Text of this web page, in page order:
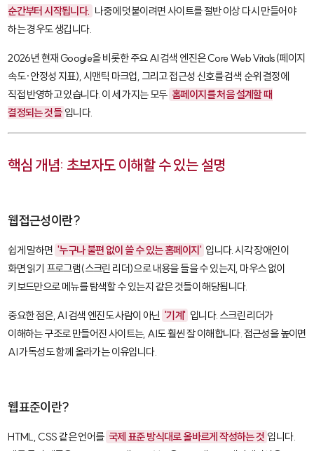
순간부터 시작됩니다. 나중에 덧붙이려면 사이트를 절반 이상 다시 만들어야
하는 경우도 생깁니다.
2026년 현재 Google을 비롯한 주요 AI 검색 엔진은Core Web Vitals(페이지
속도·안정성 지표), 시맨틱 마크업, 그리고 접근성 신호를 검색 순위 결정에
직접 반영하고 있습니다. 이 세 가지는 모두 홈페이지를 처음 설계할 때
결정되는 것들 입니다.
핵심 개념: 초보자도 이해할 수 있는 설명
웹접근성이란?
쉽게 말하면 '누구나 불편 없이 쓸 수 있는 홈페이지' 입니다. 시각 장애인이
화면 읽기 프로그램(스크린 리더)으로 내용을 들을 수 있는지, 마우스 없이
키보드만으로 메뉴를 탐색할 수 있는지 같은 것들이 해당됩니다.
중요한 점은, AI 검색 엔진도 사람이 아닌 '기계' 입니다. 스크린 리더가
이해하는 구조로 만들어진 사이트는, AI도 훨씬 잘 이해합니다. 접근성을 높이면
AI 가독성도 함께 올라가는 이유입니다.
웹표준이란?
HTML, CSS같은 언어를 국제 표준 방식대로 올바르게 작성하는 것 입니다.